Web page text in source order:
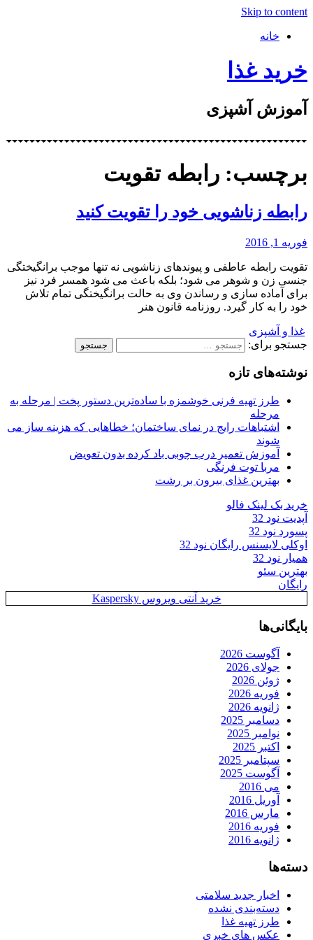
Skip to content
خانه
خرید غذا
آموزش آشپزی
برچسب: رابطه تقویت
رابطه زناشویی خود را تقویت کنید
فوریه 1, 2016
تقویت رابطه عاطفی و پیوندهای زناشویی نه تنها موجب برانگیختگی
جنسی زن و شوهر می شود؛ بلکه باعث می شود همسر فرد نیز
برای آماده سازی و رساندن وی به حالت برانگیختگی تمام تلاش
خود را به کار گیرد. روزنامه قانون هنر
غذا و آشپزی
جستجو برای:
نوشته‌های تازه
طرز تهیه فرنی خوشمزه با ساده‌ترین دستور پخت | مرحله به
مرحله
اشتباهات رایج در نمای ساختمان؛ خطاهایی که هزینه ساز می
شوند
آموزش تعمیر درب چوبی باد کرده بدون تعویض
مربا توت فرنگی
بهترین غذای بیرون بر رشت
خرید بک لینک فالو
آپدیت نود 32
پسورد نود 32
اوکلی لایسنس رایگان نود 32
همیار نود 32
بهترین سئو
رایگان
خرید آنتی ویروس Kaspersky
بایگانی‌ها
آگوست 2026
جولای 2026
ژوئن 2026
فوریه 2026
ژانویه 2026
دسامبر 2025
نوامبر 2025
اکتبر 2025
سپتامبر 2025
آگوست 2025
می 2016
آوریل 2016
مارس 2016
فوریه 2016
ژانویه 2016
دسته‌ها
اخبار جدید سلامتی
دسته‌بندی نشده
طرز تهیه غذا
عکس های خبری